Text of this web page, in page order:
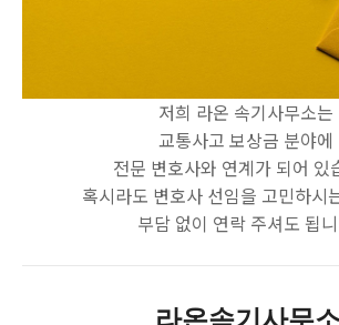
저희 라온 속기사무소는
교통사고 보상금 분야에
전문 변호사와 연계가 되어 있
혹시라도 변호사 선임을 고민하시
부담 없이 연락 주셔도 됩